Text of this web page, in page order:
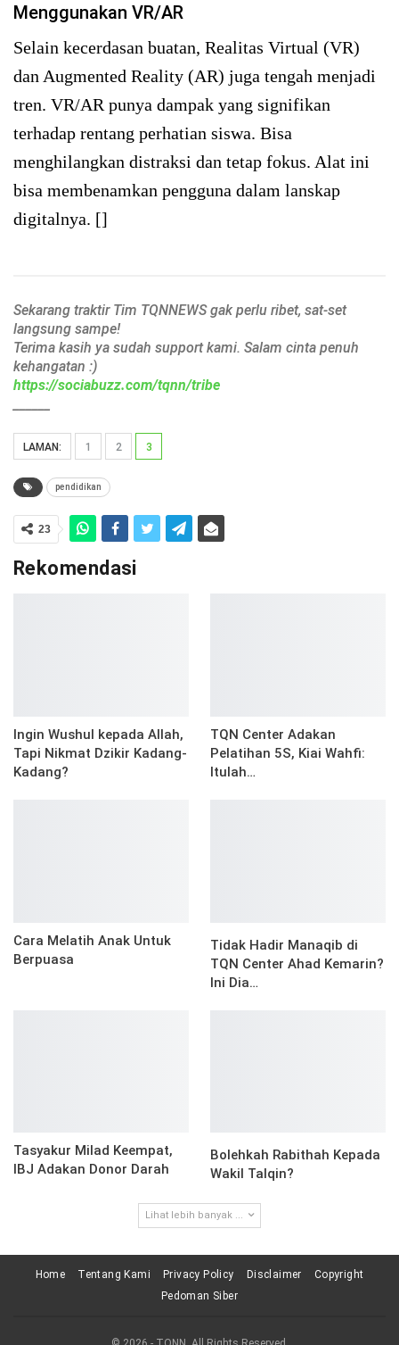
Menggunakan VR/AR
Selain kecerdasan buatan, Realitas Virtual (VR)
dan Augmented Reality (AR) juga tengah menjadi
tren. VR/AR punya dampak yang signifikan
terhadap rentang perhatian siswa. Bisa
menghilangkan distraksi dan tetap fokus. Alat ini
bisa membenamkan pengguna dalam lanskap
digitalnya. []
Sekarang traktir Tim TQNNEWS gak perlu ribet, sat-set
langsung sampe!
Terima kasih ya sudah support kami. Salam cinta penuh
kehangatan :)
https://sociabuzz.com/tqnn/tribe
LAMAN: 1 2 3
pendidikan
23
Rekomendasi
Ingin Wushul kepada Allah,
Tapi Nikmat Dzikir Kadang-
Kadang?
TQN Center Adakan
Pelatihan 5S, Kiai Wahfi:
Itulah…
Cara Melatih Anak Untuk
Berpuasa
Tidak Hadir Manaqib di
TQN Center Ahad Kemarin?
Ini Dia…
Tasyakur Milad Keempat,
IBJ Adakan Donor Darah
Bolehkah Rabithah Kepada
Wakil Talqin?
Lihat lebih banyak ...
Home Tentang Kami Privacy Policy Disclaimer
Copyright
Pedoman Siber